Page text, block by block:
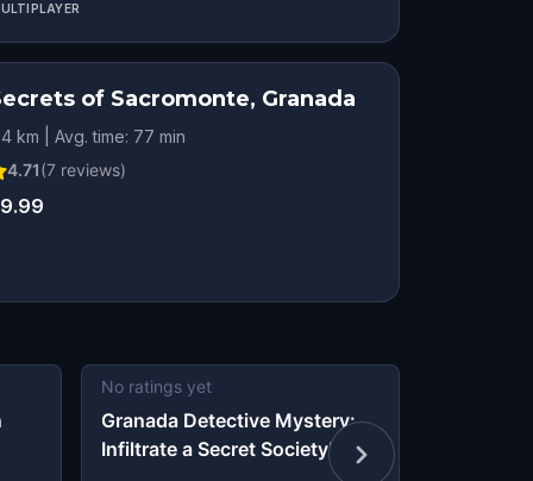
of Sacromonte, Granada
km | Avg. time: 77 min
4.71(7 reviews)
No ratings yet
Granada Detective Mystery:
Infiltrate a Secret Society!